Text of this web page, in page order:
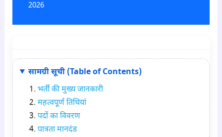
2026
सामग्री सूची (Table of Contents)
भर्ती की मुख्य जानकारी
महत्वपूर्ण तिथियां
पदों का विवरण
पात्रता मानदंड